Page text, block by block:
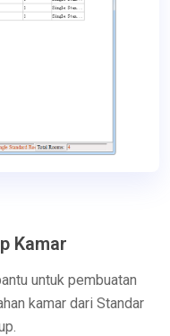
Kamar
untuk pembuatan
kamar dari Standar